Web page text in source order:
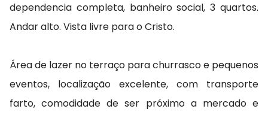
dependencia completa, banheiro social, 3 quartos.
Andar alto. Vista livre para o Cristo.
Área de lazer no terraço para churrasco e pequenos
eventos, localização excelente, com transporte
farto, comodidade de ser próximo a mercado e